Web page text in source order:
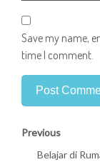
Save my name,
time I comment.
Previous
Belajar di